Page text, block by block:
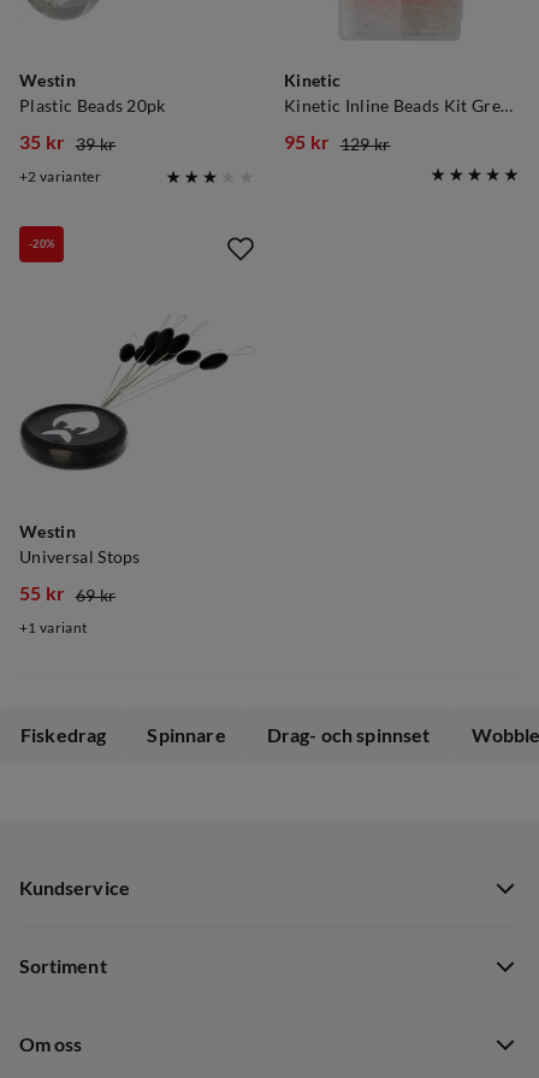
Westin
Plastic Beads 20pk
discounted
35 kr
original
39 kr
2 varianter
Kinetic
Kinetic Inline Beads Kit Green/glow
95 kr
129 kr
Westin
Universal Stops
-20%
discounted
55 kr
original
69 kr
1 variant
Fiskedrag Spinnare Drag- och spinnset
Kundservice
Dataskyddspolicy
Sortiment
Om oss